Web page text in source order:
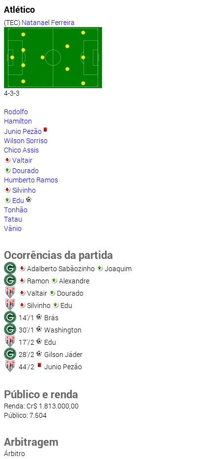
Atlético
(TEC) Natanael Ferreira
4-3-3
Rodolfo
Hamilton
Junio Pezão
Wilson Sorriso
Chico Assis
Valtair
Dourado
Humberto Ramos
Silvinho
Edu
Tonhão
Tatau
Vânio
Ocorrências da partida
Adalberto Sabãozinho
Joaquim
Ramon
Alexandre
Valtair
Dourado
Silvinho
Edu
14'/1
Brás
30'/1
Washington
17'/2
Edu
28'/2
Gilson Jáder
44'/2
Junio Pezão
Público e renda
Renda: Cr$ 1.813.000,00
Público: 7.504
Arbitragem
Árbitro